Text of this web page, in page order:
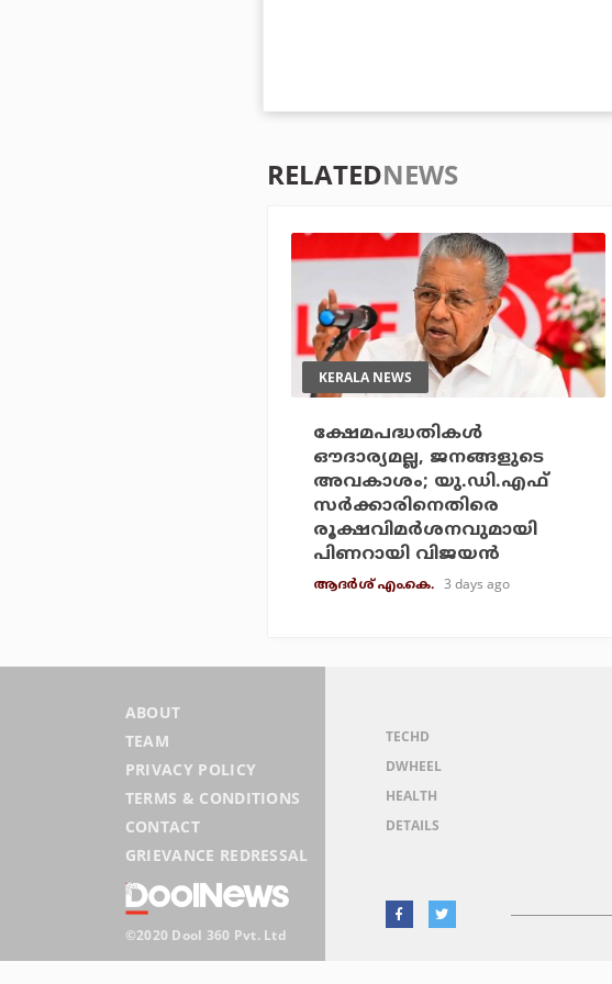
RELATEDNEWS
KERALA NEWS
ക്ഷേമപദ്ധതികള്‍
ഔദാര്യമല്ല, ജനങ്ങളുടെ
അവകാശം; യു.ഡി.എഫ്
സര്‍ക്കാരിനെതിരെ
രൂക്ഷവിമര്‍ശനവുമായി
പിണറായി വിജയന്‍
ആദർശ് എം.കെ. 3 days ago
ABOUT
TEAM
PRIVACY POLICY
TERMS & CONDITIONS
CONTACT
GRIEVANCE REDRESSAL
©2020 Dool 360 Pvt. Ltd
TECHD
DWHEEL
HEALTH
DETAILS